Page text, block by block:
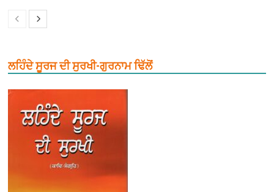
ਲਹਿੰਦੇ ਸੂਰਜ ਦੀ ਸੁਰਖੀ-ਗੁਰਨਾਮ ਢਿੱਲੋਂ